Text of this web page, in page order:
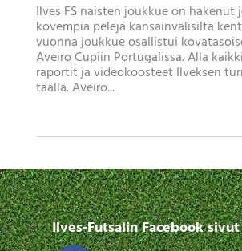
Ilves FS naisten joukkue on hakenut
kovempia pelejä kansainvälisiltä
vuonna joukkue osallistui
Aveiro Cupiin Portugalissa. Alla
raportit ja videokoosteet Ilveksen
täällä. Aveiro...
Ilves-Futsalin Facebook sivut